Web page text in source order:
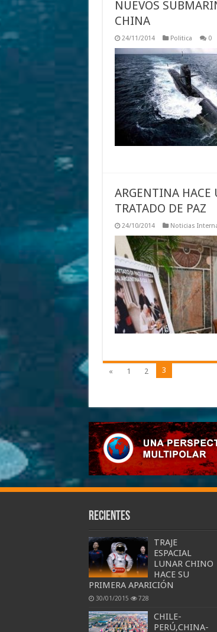
NUEVOS
CHINA
24/11/2014 Politica 0
ARGENTINA HACE
TRATADO DE PAZ
24/10/2014 Noticias
« 1 2 3
Recientes
TRAJE
ESPACIAL
LUNAR CHINO
HACE SU
PRIMERA APARICIÓN
30/01/2015 728
CHILE-
PERÚ,CHINA-